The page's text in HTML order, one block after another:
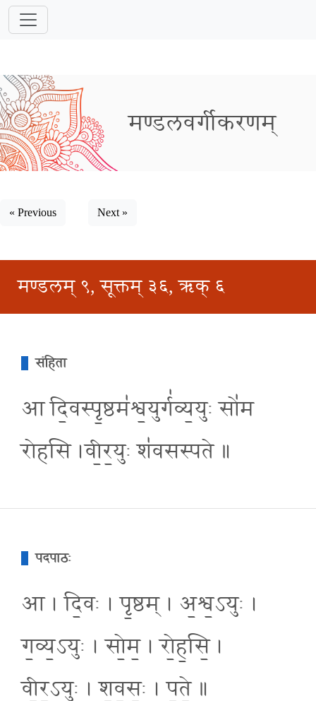
मण्डलवर्गीकरणम्
« Previous Next »
मण्डलम् ९, सूक्तम् ३६, ऋक् ६
संहिता
आ दि॒वस्पृ॒ष्ठम॑श्व॒युर्ग॑व्य॒युः सो॑म
रोहसि ।वी॒र॒युः श॑वसस्पते ॥
पदपाठः
आ । दि॒वः । पृ॒ष्ठम् । अ॒श्व॒ऽयुः ।
ग॒व्य॒ऽयुः । सो॒म॒ । रो॒ह॒सि॒ ।
वी॒र॒ऽयुः । श॒व॒सः॒ । प॒ते॒ ॥